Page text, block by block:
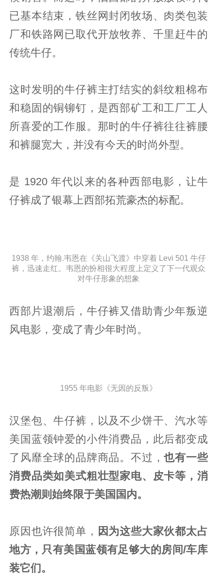
已基本结束，铁丝网封闭牧场、肉类包装
厂和铁路网已取代开放牧养、千里赶牛的
传统牛仔。
这时发明的牛仔裤主打结实的斜纹粗棉布
和稳固的铜铆钉，是西部矿工和工厂工人
所喜爱的工作服。那时的牛仔裤往往裤腰
和裤腿宽大，并没有今天的时尚外型。
是 1920 年代以来的各种西部电影，让牛
仔裤成了银幕上西部拓荒豪杰的标配。
1938 年，约翰.韦恩在《关山飞渡》中穿着 Levi 501 牛仔
裤，迅速走红。韦恩的扮相很大程度上定义了下一代观众
对牛仔形象的想象
西部片退潮后，牛仔裤又借助青少年叛逆
风电影，变成了青少年时尚。
1955 年电影《无因的反叛》
汉堡包、牛仔裤，以及不少饼干、汽水等
美国蓝领钟爱的小件消费品，此后都变成
了风靡全球的品牌商品。不过，也有一些
消费品类如美式粗壮型家电、皮卡等，消
费热潮则始终限于美国国内。
原因也许很简单， 因为这些大家伙都太占
地方，只有美国蓝领有足够大的房间/车库
装它们。